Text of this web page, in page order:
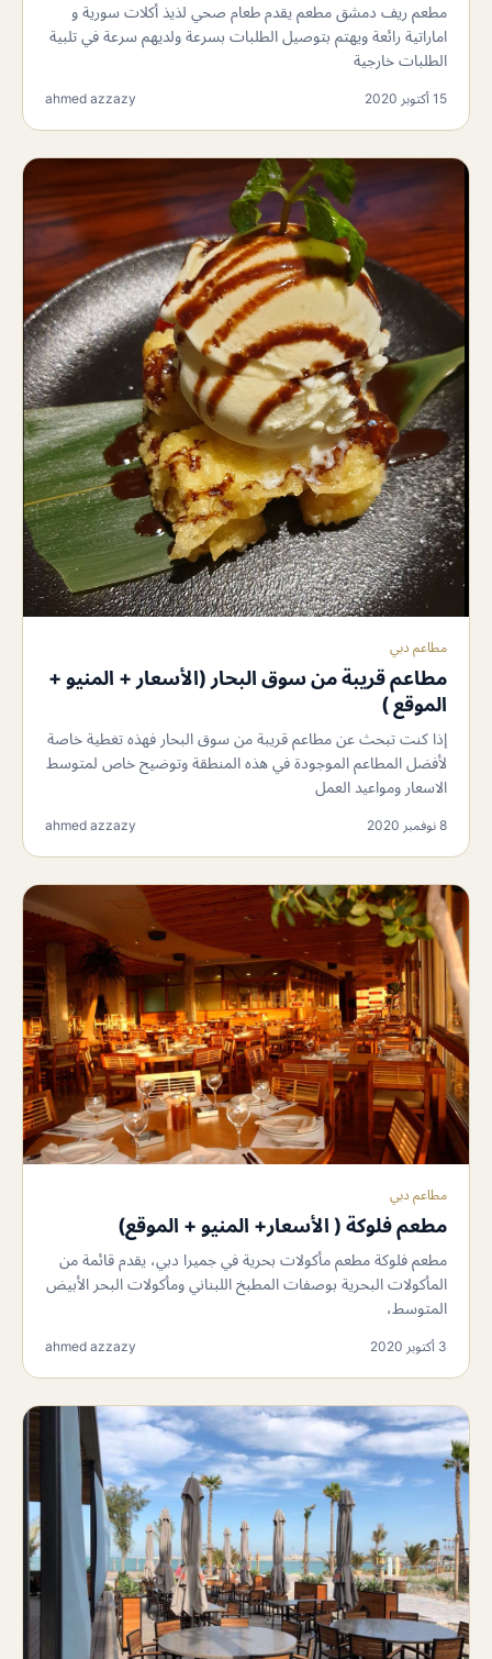
مطعم ريف دمشق مطعم يقدم طعام صحي لذيذ أكلات سورية و
اماراتية رائعة ويهتم بتوصيل الطلبات بسرعة ولديهم سرعة في تلبية
الطلبات خارجية
15 أكتوبر 2020 ahmed azzazy
مطاعم دبي
مطاعم قريبة من سوق البحار (الأسعار + المنيو +
الموقع )
إذا كنت تبحث عن مطاعم قريبة من سوق البحار فهذه تغطية خاصة
لأفضل المطاعم الموجودة في هذه المنطقة وتوضيح خاص لمتوسط
الاسعار ومواعيد العمل
8 نوفمبر 2020 ahmed azzazy
مطاعم دبي
مطعم فلوكة ( الأسعار+ المنيو + الموقع)
مطعم فلوكة مطعم مأكولات بحرية في جميرا دبي، يقدم قائمة من
المأكولات البحرية بوصفات المطبخ اللبناني ومأكولات البحر الأبيض
المتوسط،
3 أكتوبر 2020 ahmed azzazy